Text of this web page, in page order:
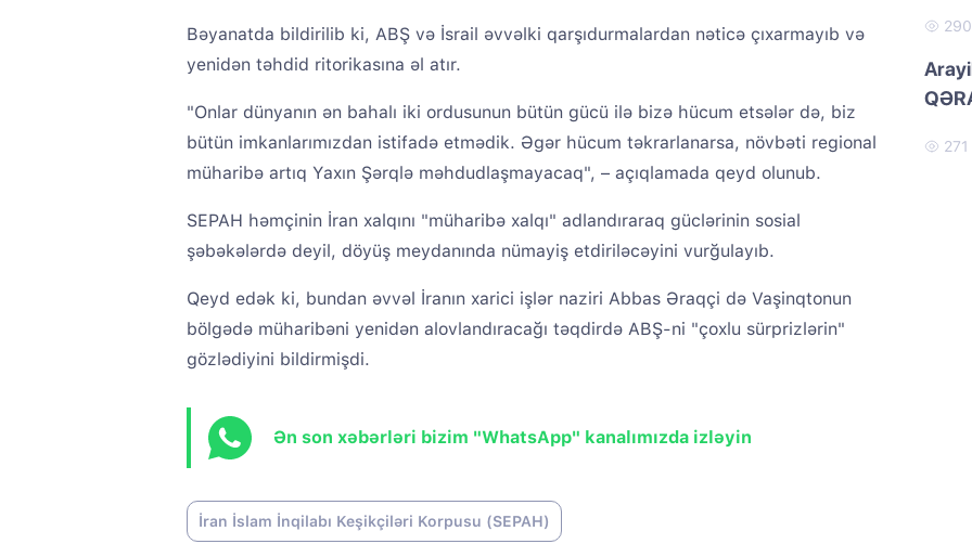
Bəyanatda bildirilib ki, ABŞ və İsrail əvvəlki qarşıdurmalardan nəticə çıxarmayıb və
yenidən təhdid ritorikasına əl atır.
"Onlar dünyanın ən bahalı iki ordusunun bütün gücü ilə bizə hücum etsələr də, biz
bütün imkanlarımızdan istifadə etmədik. Əgər hücum təkrarlanarsa, növbəti regional
müharibə artıq Yaxın Şərqlə məhdudlaşmayacaq", – açıqlamada qeyd olunub.
SEPAH həmçinin İran xalqını "müharibə xalqı" adlandıraraq güclərinin sosial
şəbəkələrdə deyil, döyüş meydanında nümayiş etdiriləcəyini vurğulayıb.
Qeyd edək ki, bundan əvvəl İranın xarici işlər naziri Abbas Əraqçi də Vaşinqtonun
bölgədə müharibəni yenidən alovlandıracağı təqdirdə ABŞ-ni "çoxlu sürprizlərin"
gözlədiyini bildirmişdi.
Ən son xəbərləri bizim "WhatsApp" kanalımızda izləyin
İran İslam İnqilabı Keşikçiləri Korpusu (SEPAH)
271